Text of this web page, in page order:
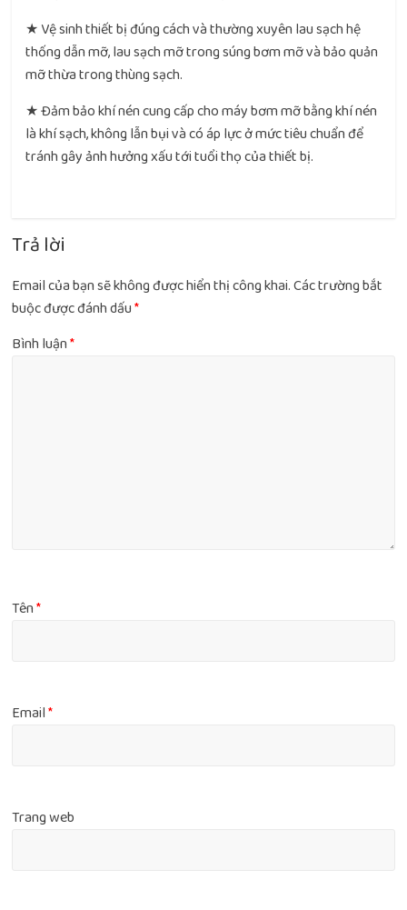
★ Vệ sinh thiết bị đúng cách và thường xuyên lau sạch hệ
thống dẫn mỡ, lau sạch mỡ trong súng bơm mỡ và bảo quản
mỡ thừa trong thùng sạch.
★ Đảm bảo khí nén cung cấp cho máy bơm mỡ bằng khí nén
là khí sạch, không lẫn bụi và có áp lực ở mức tiêu chuẩn để
tránh gây ảnh hưởng xấu tới tuổi thọ của thiết bị.
Trả lời
Email của bạn sẽ không được hiển thị công khai.Các trường bắt
buộc được đánh dấu*
Bình luận*
Tên*
Email*
Trang web